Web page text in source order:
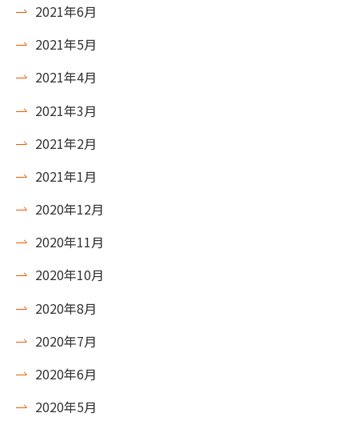
2021年6月
2021年5月
2021年4月
2021年3月
2021年2月
2021年1月
2020年12月
2020年11月
2020年10月
2020年8月
2020年7月
2020年6月
2020年5月